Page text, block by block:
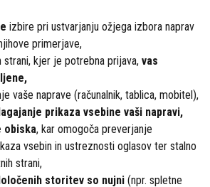
izbire pri ustvarjanju ožjega izbora naprav
primerjave,
strani, kjer je potrebna prijava, vas
vaše naprave (računalnik, tablica, mobitel),
prikaza vsebine vaši napravi,
obiska, kar omogoča preverjanje
vsebin in ustreznosti oglasov ter stalno
strani,
storitev so nujni (npr. spletne